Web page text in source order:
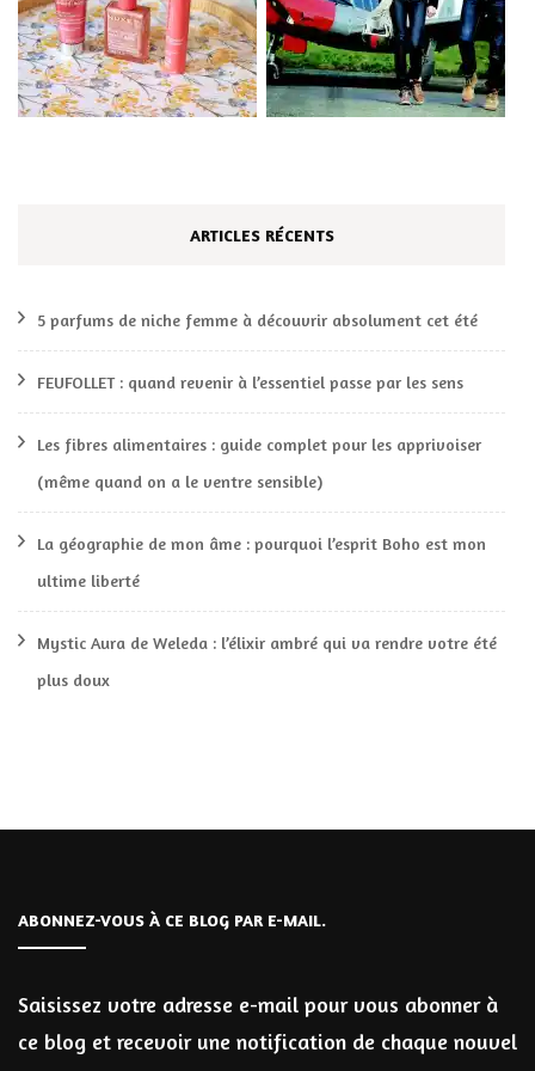
ARTICLES RÉCENTS
5 parfums de niche femme à découvrir absolument cet été
FEUFOLLET : quand revenir à l’essentiel passe par les sens
Les fibres alimentaires : guide complet pour les apprivoiser
(même quand on a le ventre sensible)
La géographie de mon âme : pourquoi l’esprit Boho est mon
ultime liberté
Mystic Aura de Weleda : l’élixir ambré qui va rendre votre été
plus doux
ABONNEZ-VOUS À CE BLOG PAR E-MAIL.
Saisissez votre adresse e-mail pour vous abonner à
ce blog et recevoir une notification de chaque nouvel